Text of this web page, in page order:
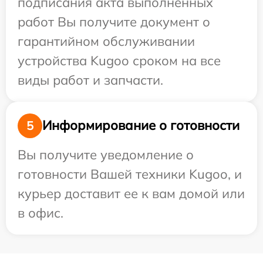
работ Вы получите документ о
гарантийном обслуживании
устройства Kugoo сроком на все
виды работ и запчасти.
5
Информирование о готовности
Вы получите уведомление о
готовности Вашей техники Kugoo, и
курьер доставит ее к вам домой или
в офис.